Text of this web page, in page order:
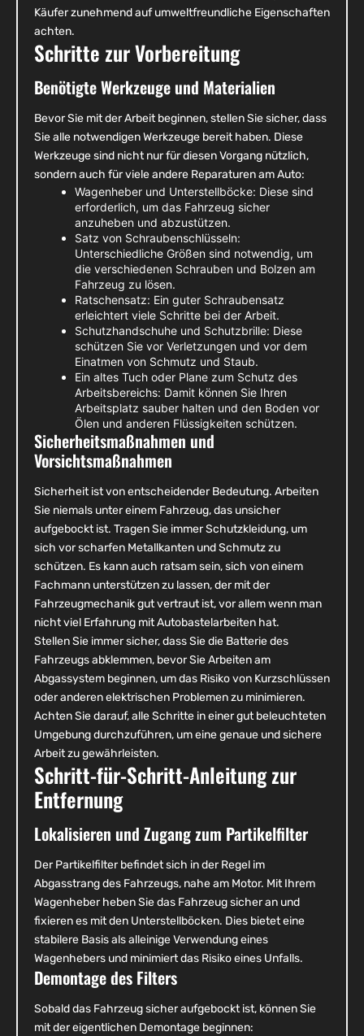
Käufer zunehmend auf umweltfreundliche Eigenschaften
achten.
Schritte zur Vorbereitung
Benötigte Werkzeuge und Materialien
Bevor Sie mit der Arbeit beginnen, stellen Sie sicher, dass
Sie alle notwendigen Werkzeuge bereit haben. Diese
Werkzeuge sind nicht nur für diesen Vorgang nützlich,
sondern auch für viele andere Reparaturen am Auto:
Wagenheber und Unterstellböcke: Diese sind
erforderlich, um das Fahrzeug sicher
anzuheben und abzustützen.
Satz von Schraubenschlüsseln:
Unterschiedliche Größen sind notwendig, um
die verschiedenen Schrauben und Bolzen am
Fahrzeug zu lösen.
Ratschensatz: Ein guter Schraubensatz
erleichtert viele Schritte bei der Arbeit.
Schutzhandschuhe und Schutzbrille: Diese
schützen Sie vor Verletzungen und vor dem
Einatmen von Schmutz und Staub.
Ein altes Tuch oder Plane zum Schutz des
Arbeitsbereichs: Damit können Sie Ihren
Arbeitsplatz sauber halten und den Boden vor
Ölen und anderen Flüssigkeiten schützen.
Sicherheitsmaßnahmen und
Vorsichtsmaßnahmen
Sicherheit ist von entscheidender Bedeutung. Arbeiten
Sie niemals unter einem Fahrzeug, das unsicher
aufgebockt ist. Tragen Sie immer Schutzkleidung, um
sich vor scharfen Metallkanten und Schmutz zu
schützen. Es kann auch ratsam sein, sich von einem
Fachmann unterstützen zu lassen, der mit der
Fahrzeugmechanik gut vertraut ist, vor allem wenn man
nicht viel Erfahrung mit Autobastelarbeiten hat.
Stellen Sie immer sicher, dass Sie die Batterie des
Fahrzeugs abklemmen, bevor Sie Arbeiten am
Abgassystem beginnen, um das Risiko von Kurzschlüssen
oder anderen elektrischen Problemen zu minimieren.
Achten Sie darauf, alle Schritte in einer gut beleuchteten
Umgebung durchzuführen, um eine genaue und sichere
Arbeit zu gewährleisten.
Schritt-für-Schritt-Anleitung zur
Entfernung
Lokalisieren und Zugang zum Partikelfilter
Der Partikelfilter befindet sich in der Regel im
Abgasstrang des Fahrzeugs, nahe am Motor. Mit Ihrem
Wagenheber heben Sie das Fahrzeug sicher an und
fixieren es mit den Unterstellböcken. Dies bietet eine
stabilere Basis als alleinige Verwendung eines
Wagenhebers und minimiert das Risiko eines Unfalls.
Demontage des Filters
Sobald das Fahrzeug sicher aufgebockt ist, können Sie
mit der eigentlichen Demontage beginnen: